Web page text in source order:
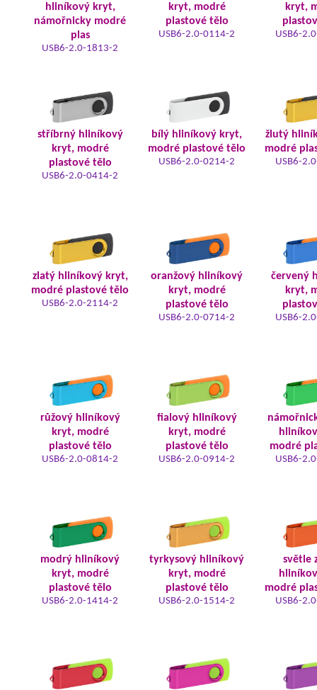
hliníkový kryt,
námořnicky modré
plas
USB6-2.0-1813-2
kryt, modré
plastové tělo
USB6-2.0-0114-2
kryt,
USB6-
stříbrný hliníkový
kryt, modré
plastové tělo
USB6-2.0-0414-2
bílý hliníkový kryt,
modré plastové tělo
USB6-2.0-0214-2
žlutý
modré
USB6-
zlatý hliníkový kryt,
modré plastové tělo
USB6-2.0-2114-2
oranžový hliníkový
kryt, modré
plastové tělo
USB6-2.0-0714-2
červený
kryt,
USB6-
růžový hliníkový
kryt, modré
plastové tělo
USB6-2.0-0814-2
fialový hliníkový
kryt, modré
plastové tělo
USB6-2.0-0914-2
modré
USB6-
modrý hliníkový
kryt, modré
plastové tělo
USB6-2.0-1414-2
tyrkysový hliníkový
kryt, modré
plastové tělo
USB6-2.0-1514-2
světle
modré
USB6-